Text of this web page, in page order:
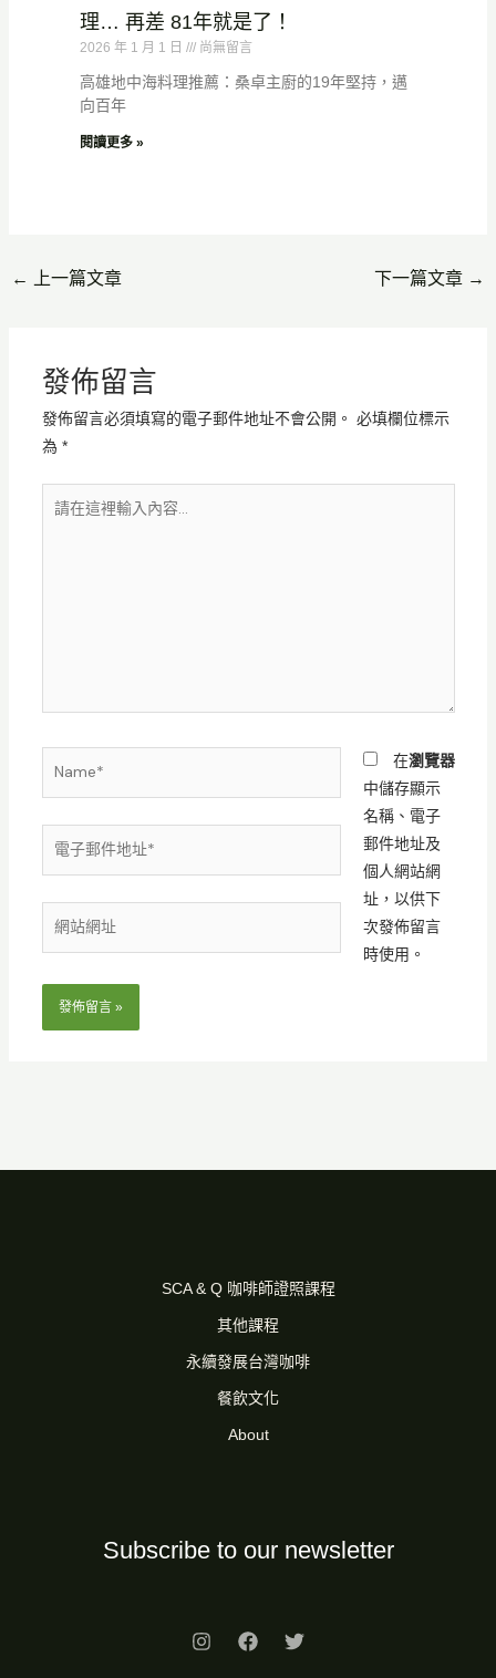
理… 再差 81年就是了！
2026 年 1 月 1 日 尚無留言
高雄地中海料理推薦：桑卓主廚的19年堅持，邁
向百年
閱讀更多 »
← 上一篇文章 下一篇文章 →
發佈留言
發佈留言必須填寫的電子郵件地址不會公開。 必填欄位標示
為 *
件
在瀏覽器
中儲存顯示
名稱、電子
郵件地址及
個人網站網
址，以供下
次發佈留言
時使用。
SCA & Q 咖啡師證照課程
其他課程
永續發展台灣咖啡
餐飲文化
About
Subscribe to our newsletter